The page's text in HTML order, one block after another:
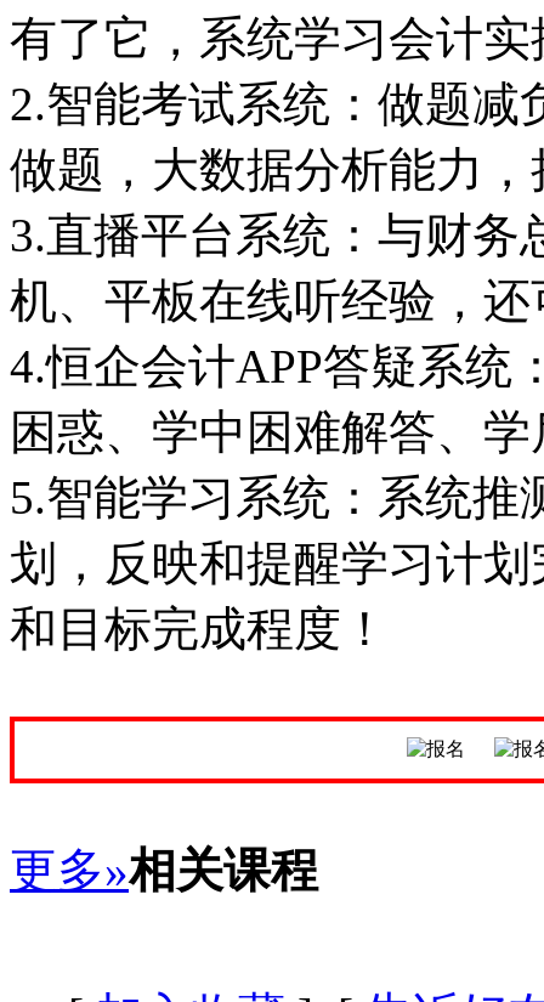
有了它，系统学习会计实
2.智能考试系统：做题
做题，大数据分析能力
3.直播平台系统：与财务
机、平板在线听经验，
4.恒企会计APP答疑系统
困惑、学中困难解答、
5.智能学习系统：系统
划，反映和提醒学习计
和目标完成程度！
更多»相关课程